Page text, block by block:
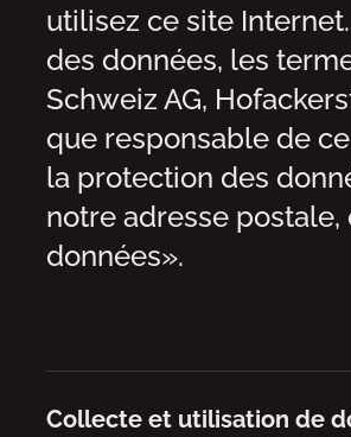
utilisez ce site
des données, les
Schweiz AG,
que responsable de
la protection des
notre adresse
données».
Collecte et utilisation de